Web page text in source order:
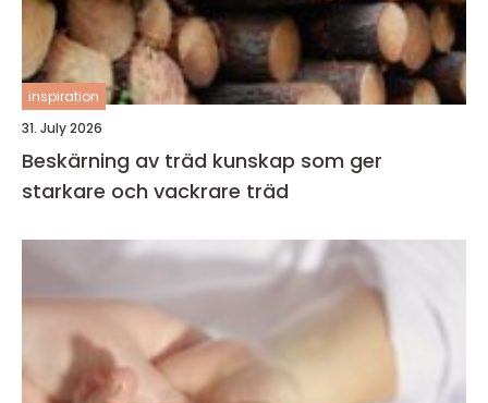
inspiration
31. July 2026
Beskärning av träd kunskap som ger
starkare och vackrare träd